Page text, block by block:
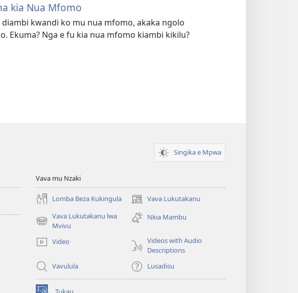
kia Nua Mfomo
kwandi ko mu nua mfomo, akaka ngolo
Ekuma? Nga e fu kia nua mfomo kiambi kikilu?
Singika e Mpwa
Vava mu Nzaki
Lomba Beza Kukingula Vava Lukutakanu
(opens
new
window)
Vava Lukutakanu lwa
Mvivu
(opens
window)
Nkia Mambu
Video
Videos with Audio
Descriptions
Vavulula
Lusadisu